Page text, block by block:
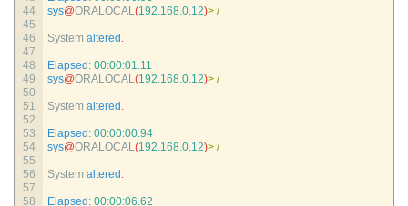
44
45
46
47
48
49
50
51
52
53
54
55
56
57
58
sys@ORALOCAL(192.168.0.12)> /
System altered .
Elapsed : 00:00:01.11
sys@ORALOCAL(192.168.0.12)> /
System altered .
Elapsed : 00:00:00.94
sys@ORALOCAL(192.168.0.12)> /
System altered .
Elapsed : 00:00:06.62